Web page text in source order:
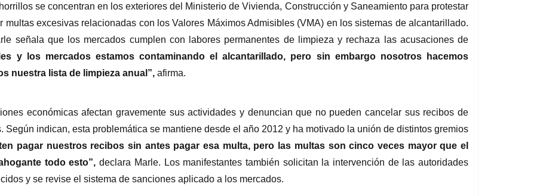
se concentran en los exteriores del Ministerio de Vivienda, Construcción y Saneamiento para protestar
excesivas relacionadas con los Valores Máximos Admisibles (VMA) en los sistemas de alcantarillado.
señala que los mercados cumplen con labores permanentes de limpieza y rechaza las acusaciones de
y los mercados estamos contaminando el alcantarillado, pero sin embargo nosotros hacemos
nuestra lista de limpieza anual”, afirma.
económicas afectan gravemente sus actividades y denuncian que no pueden cancelar sus recibos de
Según indican, esta problemática se mantiene desde el año 2012 y ha motivado la unión de distintos gremios
pagar nuestros recibos sin antes pagar esa multa, pero las multas son cinco veces mayor que el
todo esto”, declara Marle. Los manifestantes también solicitan la intervención de las autoridades
y se revise el sistema de sanciones aplicado a los mercados.